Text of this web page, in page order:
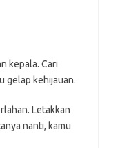
kepala. Cari
gelap kehijauan.
Letakkan
nanti, kamu